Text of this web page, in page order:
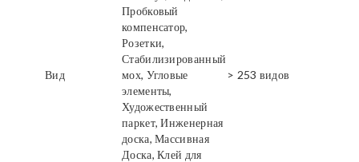
Вид
Пробковый
компенсатор,
Розетки,
Стабилизированный
мох, Угловые
элементы,
Художественный
паркет, Инженерная
доска, Массивная
Доска, Клей для
> 253 видов